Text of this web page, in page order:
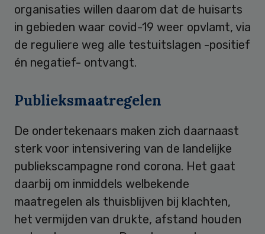
organisaties willen daarom dat de huisarts
in gebieden waar covid-19 weer opvlamt, via
de reguliere weg alle testuitslagen -positief
én negatief- ontvangt.
Publieksmaatregelen
De ondertekenaars maken zich daarnaast
sterk voor intensivering van de landelijke
publiekscampagne rond corona. Het gaat
daarbij om inmiddels welbekende
maatregelen als thuisblijven bij klachten,
het vermijden van drukte, afstand houden